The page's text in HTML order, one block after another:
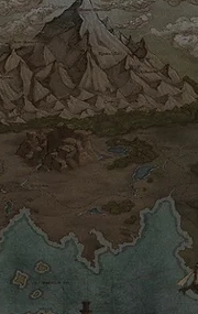
在某
兩個武器商人為了
面對著來